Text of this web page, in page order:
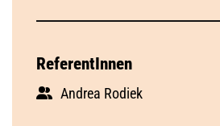
ReferentInnen
Andrea Rodiek